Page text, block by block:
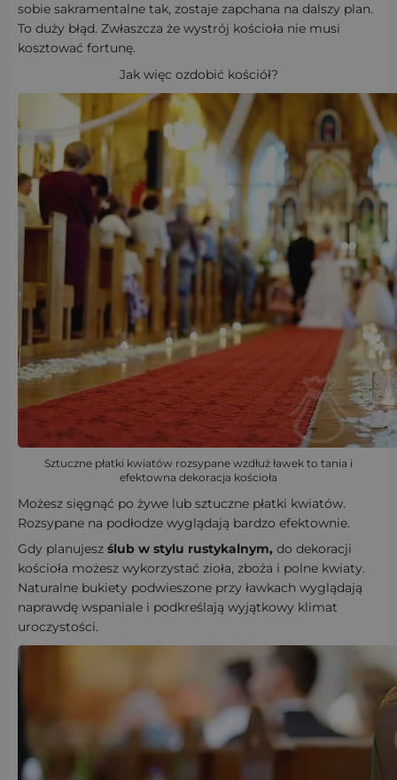
sobie sakramentalne tak, zostaje zapchana na dalszy plan.
To duży błąd. Zwłaszcza że wystrój kościoła nie musi
kosztować fortunę.
Jak więc ozdobić kościół?
Sztuczne płatki kwiatów rozsypane wzdłuż ławek to tania i
efektowna dekoracja kościoła
Możesz sięgnąć po żywe lub sztuczne płatki kwiatów.
Rozsypane na podłodze wyglądają bardzo efektownie.
Gdy planujesz ślub w stylu rustykalnym, do dekoracji
kościoła możesz wykorzystać zioła, zboża i polne kwiaty.
Naturalne bukiety podwieszone przy ławkach wyglądają
naprawdę wspaniale i podkreślają wyjątkowy klimat
uroczystości.